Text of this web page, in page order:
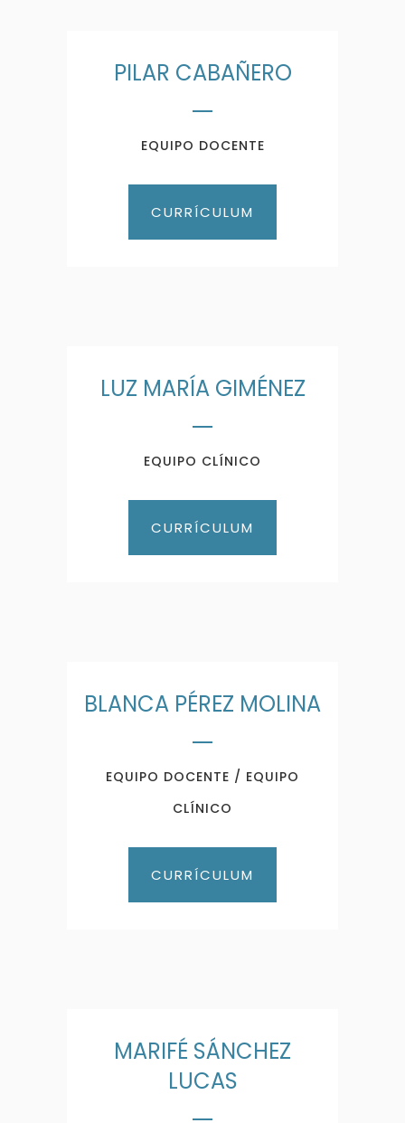
PILAR CABAÑERO
EQUIPO DOCENTE
CURRÍCULUM
LUZ MARÍA GIMÉNEZ
EQUIPO CLÍNICO
CURRÍCULUM
BLANCA PÉREZ MOLINA
EQUIPO DOCENTE / EQUIPO
CLÍNICO
CURRÍCULUM
MARIFÉ SÁNCHEZ
LUCAS